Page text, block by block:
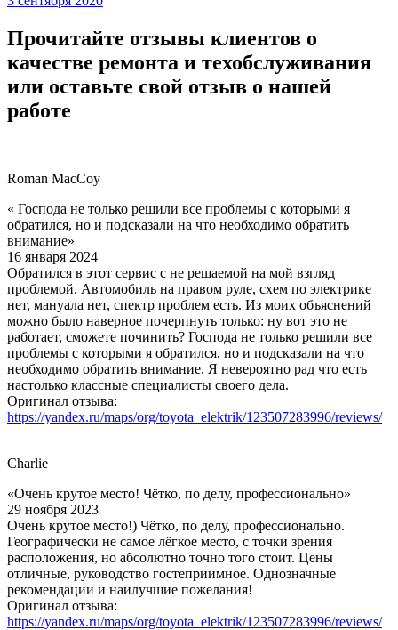
Прочитайте отзывы клиентов о
качестве ремонта и техобслуживания
или оставьте свой отзыв о нашей
работе
Roman MacCoy
« Господа не только решили все проблемы с которыми я
обратился, но и подсказали на что необходимо обратить
внимание»
16 января 2024
Обратился в этот сервис с не решаемой на мой взгляд
проблемой. Автомобиль на правом руле, схем по электрике
нет, мануала нет, спектр проблем есть. Из моих объяснений
можно было наверное почерпнуть только: ну вот это не
работает, сможете починить? Господа не только решили все
проблемы с которыми я обратился, но и подсказали на что
необходимо обратить внимание. Я невероятно рад что есть
настолько классные специалисты своего дела.
Оригинал отзыва:
https://yandex.ru/maps/org/toyota_elektrik/123507283996/reviews/
Charlie
«Очень крутое место! Чётко, по делу, профессионально»
29 ноября 2023
Очень крутое место!) Чётко, по делу, профессионально.
Географически не самое лёгкое место, с точки зрения
расположения, но абсолютно точно того стоит. Цены
отличные, руководство гостеприимное. Однозначные
рекомендации и наилучшие пожелания!
Оригинал отзыва:
https://yandex.ru/maps/org/toyota_elektrik/123507283996/reviews/